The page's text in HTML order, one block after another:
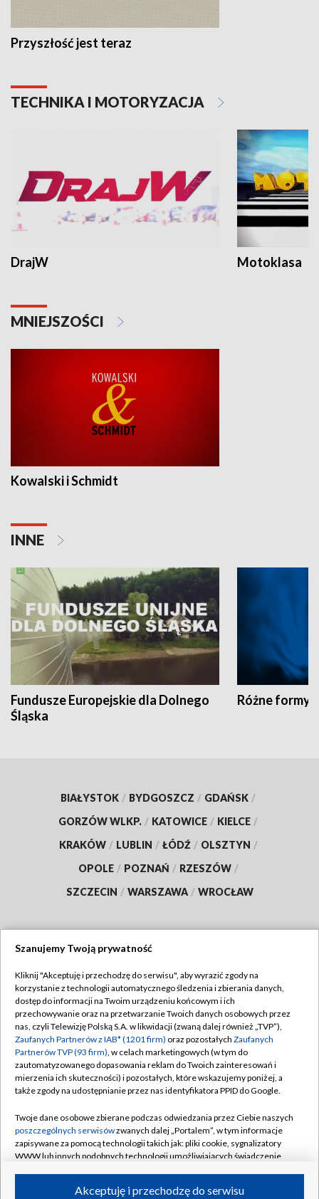
Przyszłość jest teraz
TECHNIKA I MOTORYZACJA
DrajW Motoklasa
MNIEJSZOŚCI
Kowalski i Schmidt
INNE
Fundusze Europejskie dla Dolnego
Śląska
Różne formy
BIAŁYSTOK / BYDGOSZCZ / GDAŃSK /
GORZÓW WLKP. / KATOWICE / KIELCE /
KRAKÓW / LUBLIN / ŁÓDŹ / OLSZTYN /
OPOLE / POZNAŃ / RZESZÓW /
SZCZECIN / WARSZAWA / WROCŁAW
TVP
Abonament TVP
Emisja w TVP
Centrum informacji TVP
Naziemna Telewizja Cyfrowa
Rada Programowa
System NOS
Informacje o nadawcy
Regulamin TVP
Polityka prywatności
Moje zgody
Pomoc
Kontakt
Kanały
Szanujemy Twoją prywatność
Kliknij "Akceptuję i przechodzę do serwisu", aby wyrazić zgody na
korzystanie z technologii automatycznego śledzenia i zbierania danych,
dostęp do informacji na Twoim urządzeniu końcowym i ich
przechowywanie oraz na przetwarzanie Twoich danych osobowych przez
nas, czyli Telewizję Polską S.A. w likwidacji (zwaną dalej również „TVP”),
Zaufanych Partnerów z IAB* (1201 firm) oraz pozostałych Zaufanych
Partnerów TVP (93 firm), w celach marketingowych (w tym do
zautomatyzowanego dopasowania reklam do Twoich zainteresowań i
mierzenia ich skuteczności) i pozostałych, które wskazujemy poniżej, a
także zgody na udostępnianie przez nas identyfikatora PPID do Google.
Twoje dane osobowe zbierane podczas odwiedzania przez Ciebie naszych
poszczególnych serwisówzwanych dalej „Portalem”, w tym informacje
zapisywane za pomocą technologii takich jak: pliki cookie, sygnalizatory
WWW lub innych podobnych technologii umożliwiających świadczenie
ruchu w Internecie.Akceptuję i przechodzę do serwisu